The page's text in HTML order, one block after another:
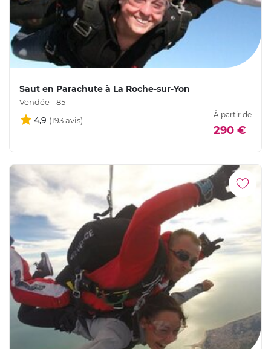
Saut en Parachute à La Roche-sur-Yon
Vendée - 85
4,9
À partir de
290 €